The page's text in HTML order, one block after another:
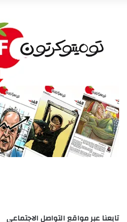
تابعنا عبر مواقع التواصل الاجتماعى